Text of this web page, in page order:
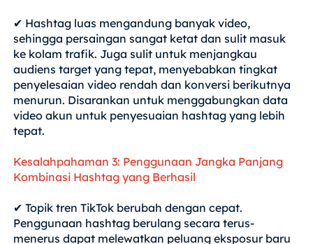
✔ Hashtag luas mengandung banyak video,
sehingga persaingan sangat ketat dan sulit masuk
ke kolam trafik. Juga sulit untuk menjangkau
audiens target yang tepat, menyebabkan tingkat
penyelesaian video rendah dan konversi berikutnya
menurun. Disarankan untuk menggabungkan data
video akun untuk penyesuaian hashtag yang lebih
tepat.
Kesalahpahaman 3: Penggunaan Jangka Panjang
Kombinasi Hashtag yang Berhasil
✔ Topik tren TikTok berubah dengan cepat.
Penggunaan hashtag berulang secara terus-
menerus dapat melewatkan peluang eksposur baru